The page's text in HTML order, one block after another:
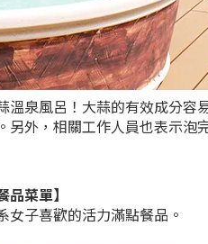
溫泉風呂！大蒜的有效成分容
另外，相關工作人員也表示泡
品菜單】
子喜歡的活力滿點餐品。